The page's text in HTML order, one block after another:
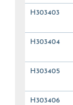
H303403
H303404
H303405
H303406